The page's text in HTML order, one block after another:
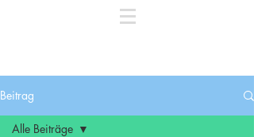
Beitrag
Alle Beiträge